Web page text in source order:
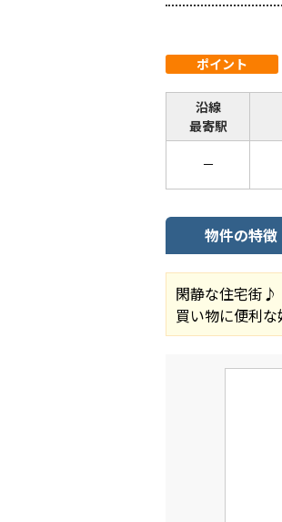
ポイント
沿線
最寄駅
－
物件の特徴
閑静な住宅街♪
買い物に便利